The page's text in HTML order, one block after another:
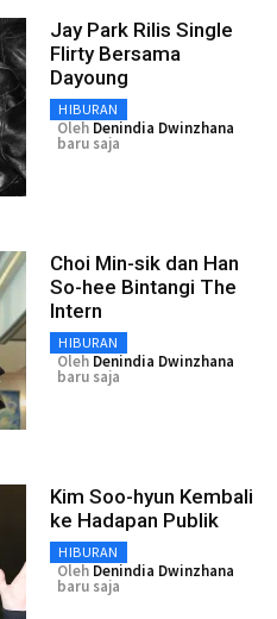
Jay Park Rilis Single
Flirty Bersama
Dayoung
HIBURAN
Oleh Denindia Dwinzhana
baru saja
Choi Min-sik dan Han
So-hee Bintangi The
Intern
HIBURAN
Oleh Denindia Dwinzhana
baru saja
Kim Soo-hyun Kembali
ke Hadapan Publik
HIBURAN
Oleh Denindia Dwinzhana
baru saja